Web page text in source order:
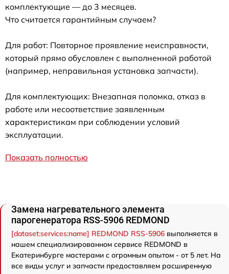
комплектующие — до 3 месяцев.
Что считается гарантийным случаем?
Для работ: Повторное проявление неисправности,
который прямо обусловлен с выполненной работой
(например, неправильная установка запчасти).
Для комплектующих: Внезапная поломка, отказ в
работе или несоответствие заявленным
характеристикам при соблюдении условий
эксплуатации.
Показать полностью
Замена нагревательного элемента
парогенератора RSS-5906 REDMOND
[dataset:services:name] REDMOND RSS-5906 выполняется в
нашем специализированном сервисе REDMOND в
Екатеринбурге мастерами с огромным опытом - от 5 лет. На
все виды услуг и запчасти предоставляем расширенную